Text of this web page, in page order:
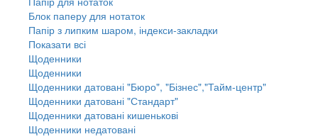
Блок паперу для нотаток
Папір з липким шаром, індекси-закладки
Показати всі
Щоденники
Щоденники
Щоденники датовані "Бюро", "Бізнес","Тайм-центр"
Щоденники датовані "Стандарт"
Щоденники датовані кишенькові
Щоденники недатовані